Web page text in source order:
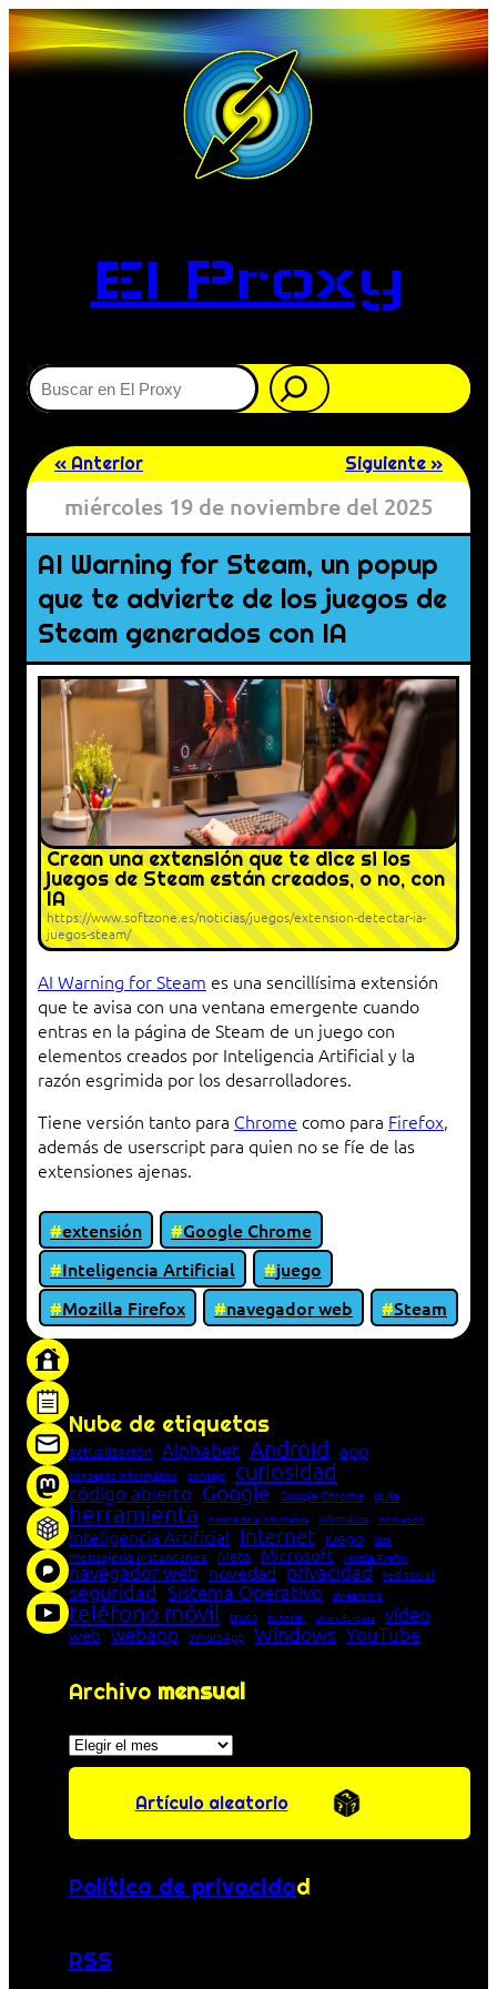
El Proxy
Buscar
« Anterior Siguiente »
miércoles 19 de noviembre del 2025
AI Warning for Steam, un popup
que te advierte de los juegos de
Steam generados con IA
Crean una extensión que te dice si los
juegos de Steam están creados, o no, con
IA
https://www.softzone.es/noticias/juegos/extension-detectar-ia-
juegos-steam/
AI Warning for Steam es una sencillísima extensión
que te avisa con una ventana emergente cuando
entras en la página de Steam de un juego con
elementos creados por Inteligencia Artificial y la
razón esgrimida por los desarrolladores.
Tiene versión tanto para Chrome como para Firefox,
además de userscript para quien no se fíe de las
extensiones ajenas.
extensión
Google Chrome
Inteligencia Artificial
juego
Mozilla Firefox
navegador web
Steam
Nube de etiquetas
actualización Alphabet Android app
concepto informático consejo curiosidad
código abierto Google Google Chrome guía
herramienta historia de la Informática Informática innovación
Inteligencia Artificial Internet juego lista
mensajería instantánea Meta Microsoft Mozilla Firefox
navegador web novedad privacidad red social
seguridad Sistema Operativo streaming
teléfono móvil truco tutorial Unión Europea vídeo
web webapp WhatsApp Windows YouTube
Archivo mensual
Archivos
Artículo aleatorio
Política de privacidad
RSS